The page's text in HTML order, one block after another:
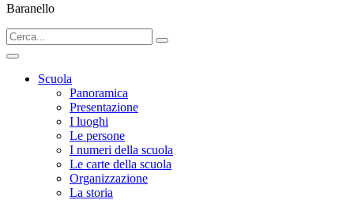
Baranello
Scuola
Panoramica
Presentazione
I luoghi
Le persone
I numeri della scuola
Le carte della scuola
Organizzazione
La storia